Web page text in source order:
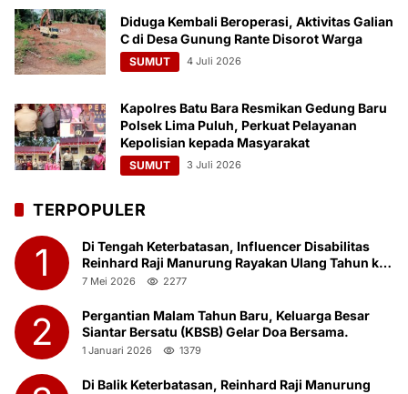
Diduga Kembali Beroperasi, Aktivitas Galian
C di Desa Gunung Rante Disorot Warga
SUMUT 4 Juli 2026
Kapolres Batu Bara Resmikan Gedung Baru
Polsek Lima Puluh, Perkuat Pelayanan
Kepolisian kepada Masyarakat
SUMUT 3 Juli 2026
TERPOPULER
1
Di Tengah Keterbatasan, Influencer Disabilitas
Reinhard Raji Manurung Rayakan Ulang Tahun ke-
23 Bersama Anak Panti Asuhan
7 Mei 2026 2277
2
Pergantian Malam Tahun Baru, Keluarga Besar
Siantar Bersatu (KBSB) Gelar Doa Bersama.
1 Januari 2026 1379
Di Balik Keterbatasan, Reinhard Raji Manurung